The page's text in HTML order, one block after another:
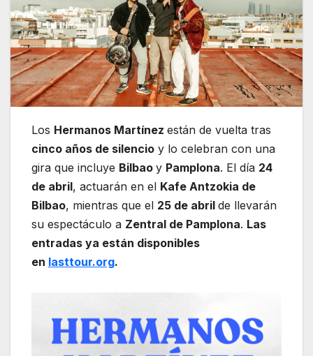
Los Hermanos Martínez están de vuelta tras
cinco años de silencio y lo celebran con una
gira que incluye Bilbao y Pamplona. El día 24
de abril, actuarán en el Kafe Antzokia de
Bilbao, mientras que el 25 de abril de llevarán
su espectáculo a Zentral de Pamplona. Las
entradas ya están disponibles
en lasttour.org.